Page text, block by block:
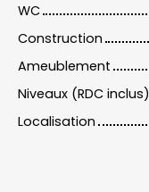
WC
Construction
Ameublement
Niveaux (RDC inclus)
Localisation